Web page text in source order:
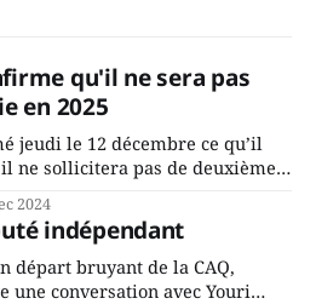
qu'il ne sera pas
en 2025
jeudi le 12 décembre ce qu’il
ne sollicitera pas de deuxième
aux employés de la ville,
leur traditionnel souper
2024
indépendant
départ bruyant de la CAQ,
une conversation avec Youri